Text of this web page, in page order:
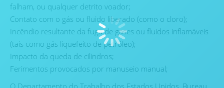
falham, ou qualquer detrito voador;
Contato com o gás ou fluido liberado (como o cloro);
Incêndio resultante da fuga de gases ou fluidos inflamáveis
(tais como gás liquefeito de petróleo);
Impacto da queda de cilindros;
Ferimentos provocados por manuseio manual;